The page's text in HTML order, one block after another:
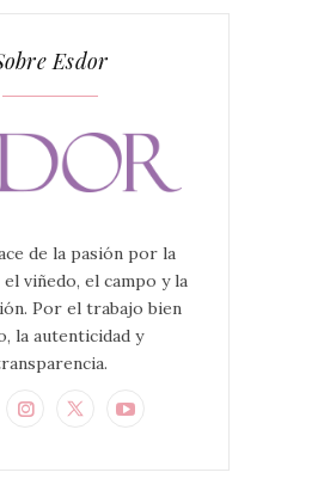
Esdor
de la pasión por la
viñedo, el campo y la
Por el trabajo bien
la autenticidad y